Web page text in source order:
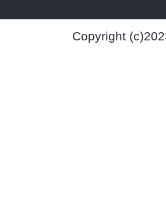
Copyright